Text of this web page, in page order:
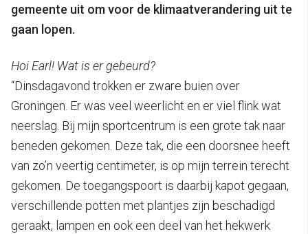
gemeente uit om voor de klimaatverandering uit te
gaan lopen.
Hoi Earl! Wat is er gebeurd?
“Dinsdagavond trokken er zware buien over
Groningen. Er was veel weerlicht en er viel flink wat
neerslag. Bij mijn sportcentrum is een grote tak naar
beneden gekomen. Deze tak, die een doorsnee heeft
van zo’n veertig centimeter, is op mijn terrein terecht
gekomen. De toegangspoort is daarbij kapot gegaan,
verschillende potten met plantjes zijn beschadigd
geraakt, lampen en ook een deel van het hekwerk